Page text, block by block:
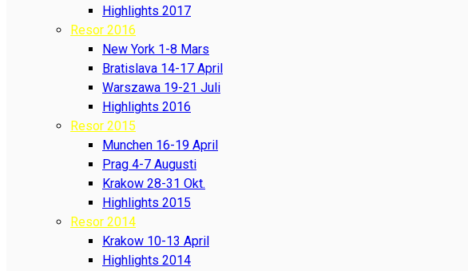
Highlights 2017
Resor 2016
New York 1-8 Mars
Bratislava 14-17 April
Warszawa 19-21 Juli
Highlights 2016
Resor 2015
Munchen 16-19 April
Prag 4-7 Augusti
Krakow 28-31 Okt.
Highlights 2015
Resor 2014
Krakow 10-13 April
Highlights 2014